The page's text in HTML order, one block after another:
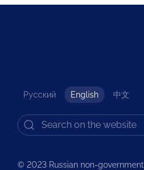
Русский English 中文
© 2023 Russian non-